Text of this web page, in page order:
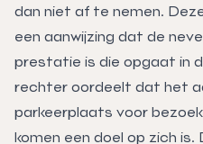
dan niet af te nemen.
een aanwijzing dat de
prestatie is die opgaat in
rechter oordeelt dat het
parkeerplaats voor
komen een doel op zich